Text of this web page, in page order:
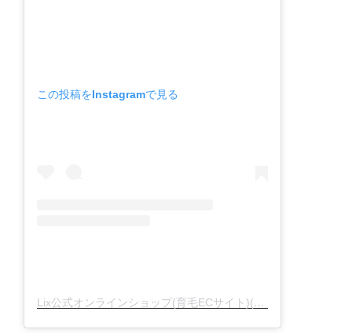
この投稿をInstagramで見る
Lix公式オンラインショップ(育毛ECサイト)(@lixscalp)がシェアした投稿